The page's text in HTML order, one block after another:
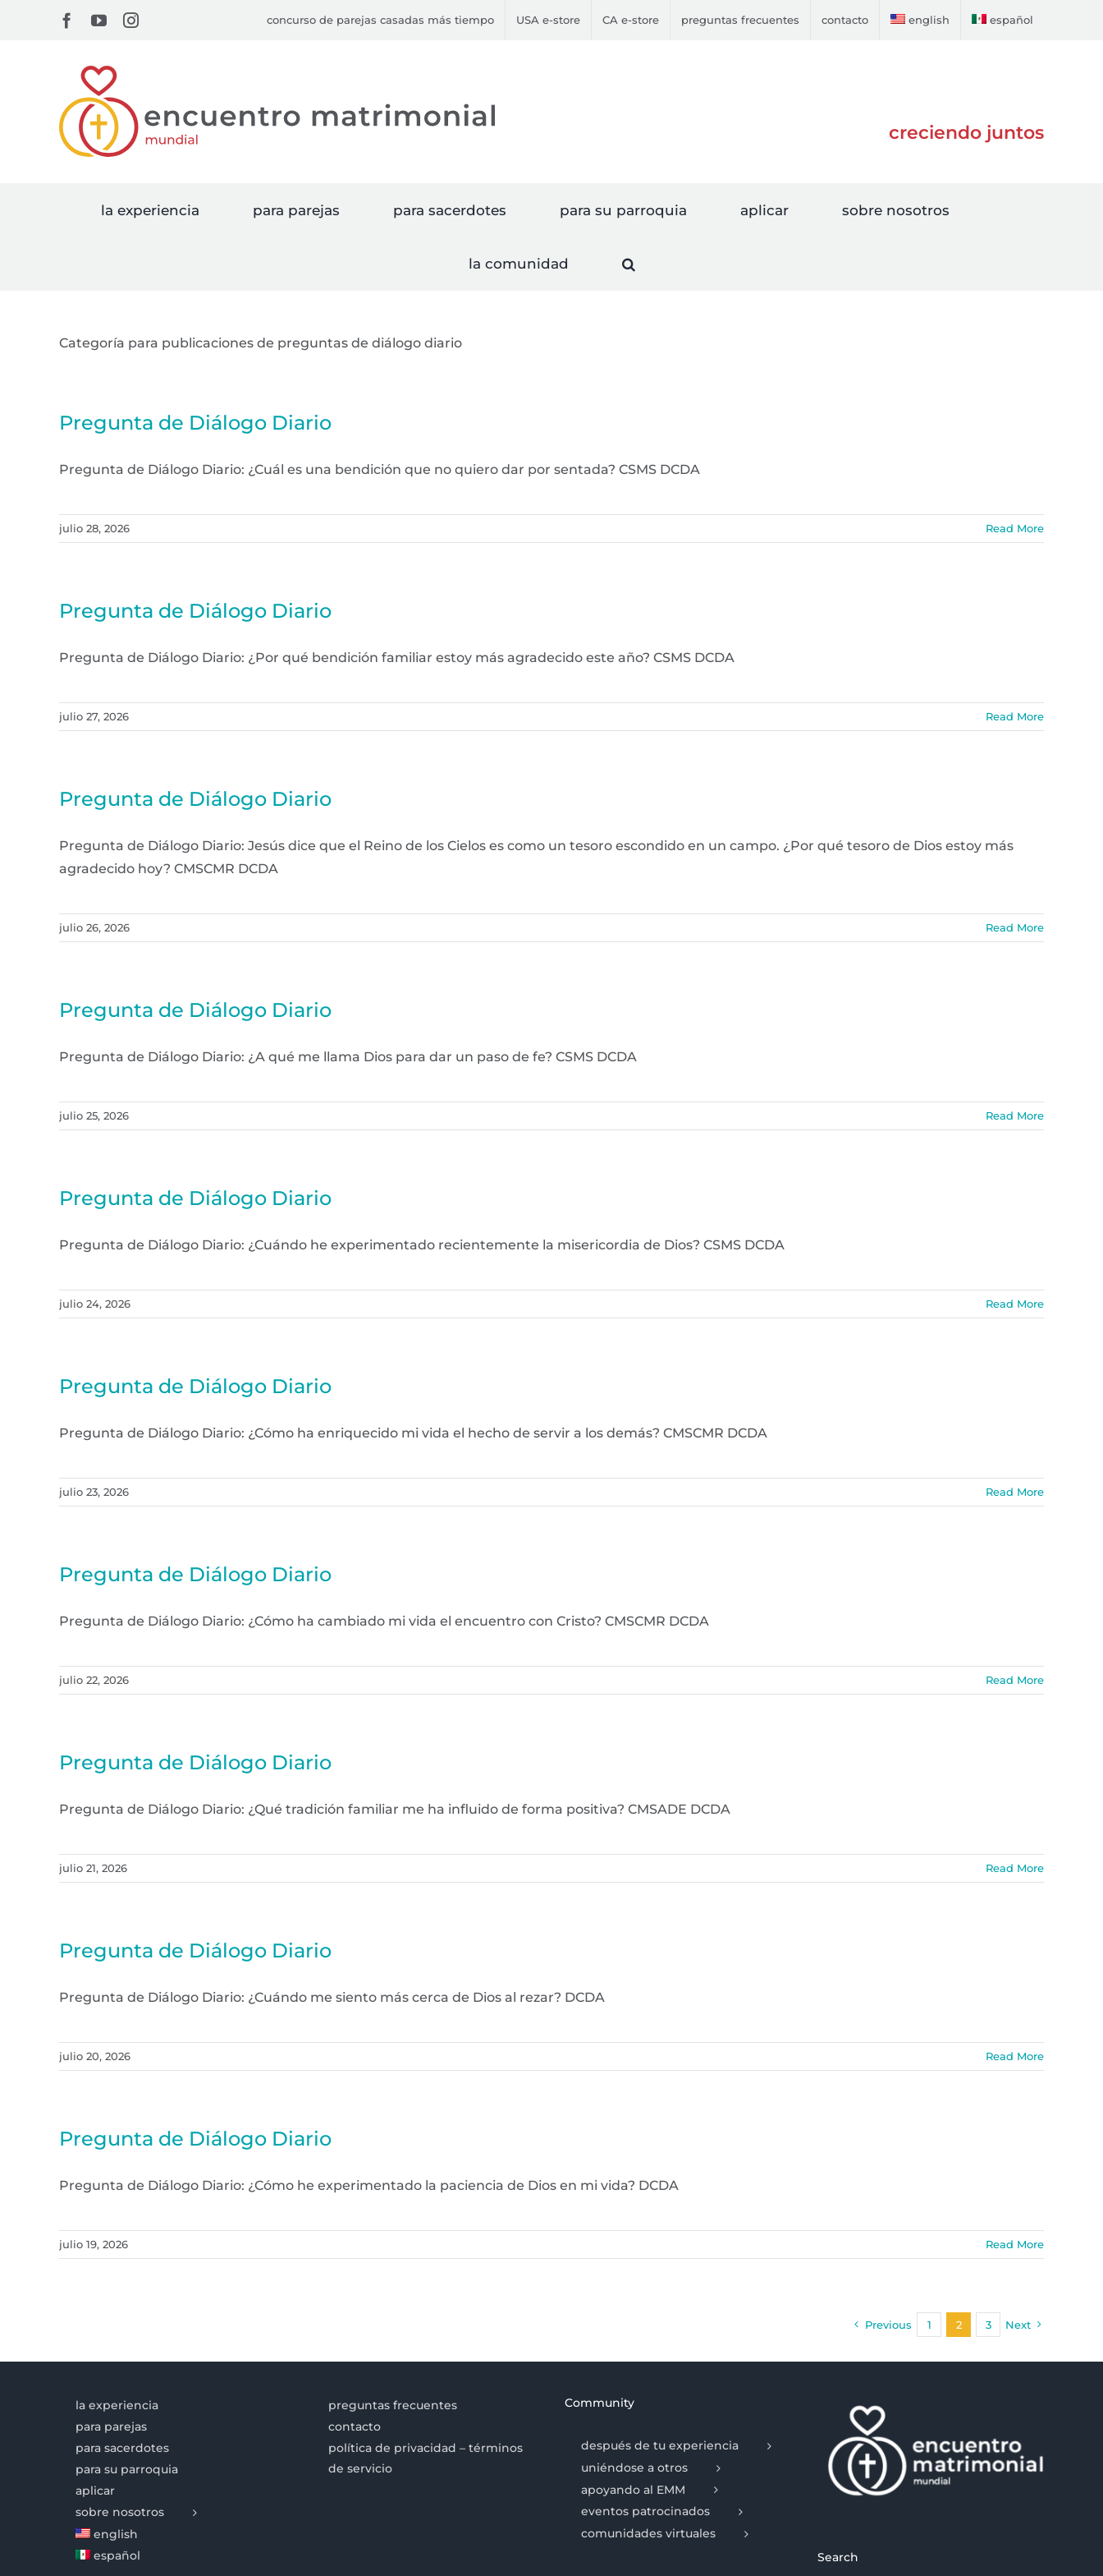
Facebook
YouTubeInstagram concurso de parejas casadas más tiempo USA e-store CA e-store preguntas frecuentes contacto english español
creciendo juntos
la experiencia para parejas para sacerdotes para su parroquia aplicar sobre nosotros
la comunidad
Categoría para publicaciones de preguntas de diálogo diario
Pregunta de Diálogo Diario
Pregunta de Diálogo Diario: ¿Cuál es una bendición que no quiero dar por sentada? CSMS DCDA
julio 28, 2026 Read More
Pregunta de Diálogo Diario
Pregunta de Diálogo Diario: ¿Por qué bendición familiar estoy más agradecido este año? CSMS DCDA
julio 27, 2026 Read More
Pregunta de Diálogo Diario
Pregunta de Diálogo Diario: Jesús dice que el Reino de los Cielos es como un tesoro escondido en un campo. ¿Por qué tesoro de Dios estoy más
agradecido hoy? CMSCMR DCDA
julio 26, 2026 Read More
Pregunta de Diálogo Diario
Pregunta de Diálogo Diario: ¿A qué me llama Dios para dar un paso de fe? CSMS DCDA
julio 25, 2026 Read More
Pregunta de Diálogo Diario
Pregunta de Diálogo Diario: ¿Cuándo he experimentado recientemente la misericordia de Dios? CSMS DCDA
julio 24, 2026 Read More
Pregunta de Diálogo Diario
Pregunta de Diálogo Diario: ¿Cómo ha enriquecido mi vida el hecho de servir a los demás? CMSCMR DCDA
julio 23, 2026 Read More
Pregunta de Diálogo Diario
Pregunta de Diálogo Diario: ¿Cómo ha cambiado mi vida el encuentro con Cristo? CMSCMR DCDA
julio 22, 2026 Read More
Pregunta de Diálogo Diario
Pregunta de Diálogo Diario: ¿Qué tradición familiar me ha influido de forma positiva? CMSADE DCDA
julio 21, 2026 Read More
Pregunta de Diálogo Diario
Pregunta de Diálogo Diario: ¿Cuándo me siento más cerca de Dios al rezar? DCDA
julio 20, 2026 Read More
Pregunta de Diálogo Diario
Pregunta de Diálogo Diario: ¿Cómo he experimentado la paciencia de Dios en mi vida? DCDA
julio 19, 2026 Read More
Previous 1 2 3 Next
la experiencia
para parejas
para sacerdotes
para su parroquia
aplicar
sobre nosotros
english
español
preguntas frecuentes
contacto
política de privacidad – términos
de servicio
Community
después de tu experiencia
uniéndose a otros
apoyando al EMM
eventos patrocinados
comunidades virtuales
Search